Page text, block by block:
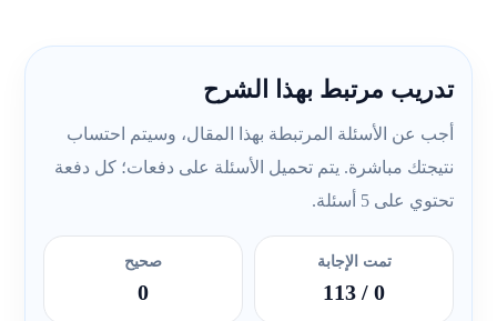
تدريب مرتبط بهذا الشرح
أجب عن الأسئلة المرتبطة بهذا المقال، وسيتم احتساب
نتيجتك مباشرة. يتم تحميل الأسئلة على دفعات؛ كل دفعة
تحتوي على 5 أسئلة.
تمت الإجابة
0
/ 113
صحيح
0